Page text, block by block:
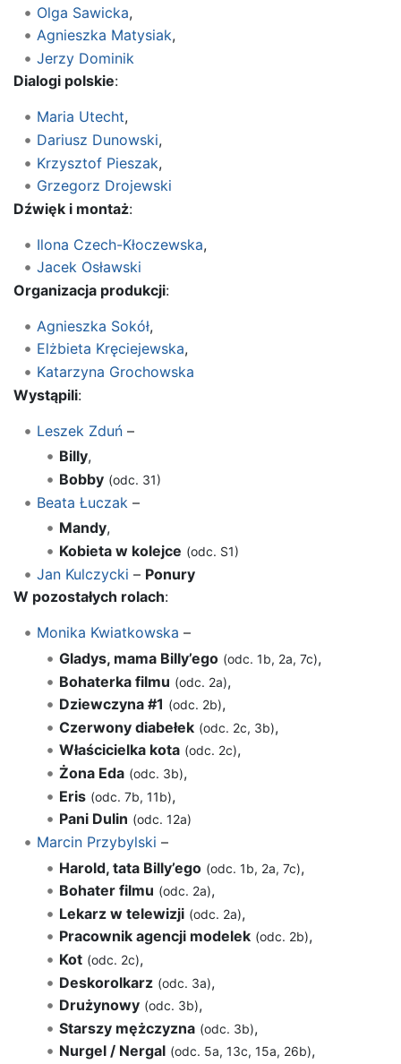
Olga Sawicka,
Agnieszka Matysiak,
Jerzy Dominik
Dialogi polskie:
Maria Utecht,
Dariusz Dunowski,
Krzysztof Pieszak,
Grzegorz Drojewski
Dźwięk i montaż:
Ilona Czech-Kłoczewska,
Jacek Osławski
Organizacja produkcji:
Agnieszka Sokół,
Elżbieta Kręciejewska,
Katarzyna Grochowska
Wystąpili:
Leszek Zduń–
Billy,
Bobby (odc. 31)
Beata Łuczak –
Mandy,
Kobieta w kolejce (odc. S1)
Jan Kulczycki – Ponury
W pozostałych rolach:
Monika Kwiatkowska –
Gladys, mama Billy’ego (odc. 1b, 2a, 7c),
Bohaterka filmu (odc. 2a),
Dziewczyna #1 (odc. 2b),
Czerwony diabełek (odc. 2c, 3b),
Właścicielka kota (odc. 2c),
Żona Eda (odc. 3b),
Eris (odc. 7b, 11b),
Pani Dulin (odc. 12a)
Marcin Przybylski –
Harold, tata Billy’ego (odc. 1b, 2a, 7c),
Bohater filmu (odc. 2a),
Lekarz w telewizji (odc. 2a),
Pracownik agencji modelek (odc. 2b),
Kot (odc. 2c),
Deskorolkarz (odc. 3a),
Drużynowy (odc. 3b),
Starszy mężczyzna (odc. 3b),
Nurgel / Nergal (odc. 5a, 13c, 15a, 26b),